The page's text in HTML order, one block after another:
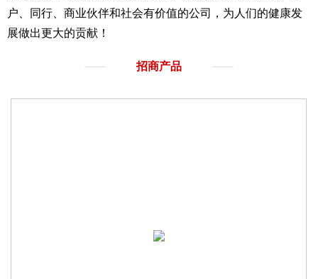
户、同行、商业伙伴和社会有价值的公司，为人们的健康发
展做出更大的贡献！
招商产品